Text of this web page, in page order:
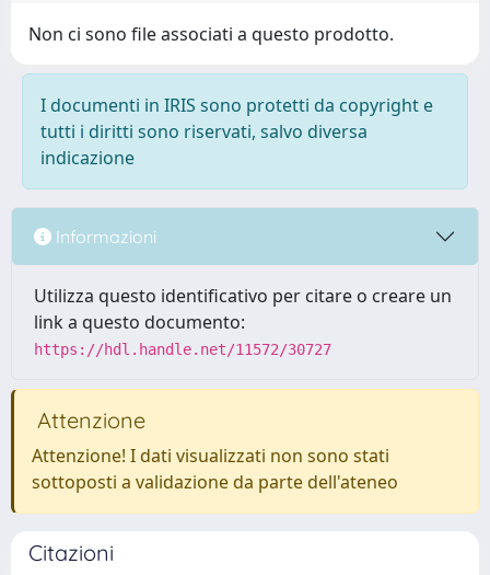
Non ci sono file associati a questo prodotto.
I documenti in IRIS sono protetti da copyright e
tutti i diritti sono riservati, salvo diversa
indicazione
Informazioni
Utilizza questo identificativo per citare o creare un
link a questo documento:
https://hdl.handle.net/11572/30727
Attenzione
Attenzione! I dati visualizzati non sono stati
sottoposti a validazione da parte dell'ateneo
Citazioni